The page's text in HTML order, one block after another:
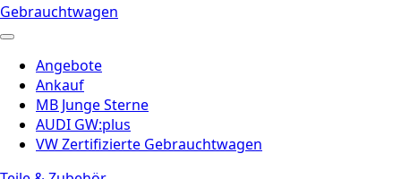
Gebrauchtwagen
Angebote
Ankauf
MB Junge Sterne
AUDI GW:plus
VW Zertifizierte Gebrauchtwagen